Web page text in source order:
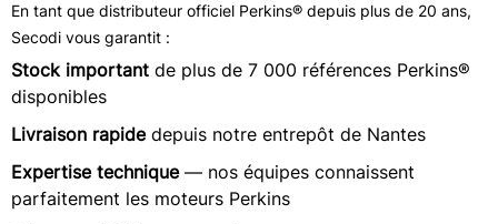
En tant que distributeur officiel Perkins® depuis plus de 20 ans,
Secodi vous garantit :
Stock important de plus de 7 000 références Perkins®
disponibles
Livraison rapidedepuis notre entrepôt de Nantes
Expertise technique— nos équipes connaissent
parfaitement les moteurs Perkins